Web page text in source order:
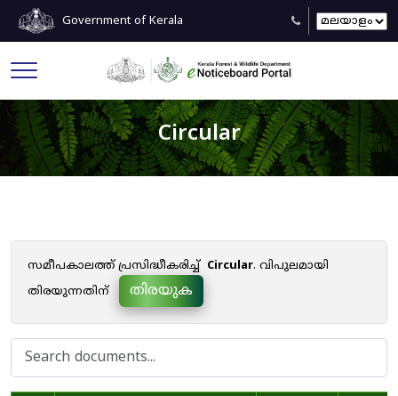
Government of Kerala
Circular
സമീപകാലത്ത് പ്രസിദ്ധീകരിച്ച് Circular. വിപുലമായി
തിരയുന്നതിന്
തിരയുക